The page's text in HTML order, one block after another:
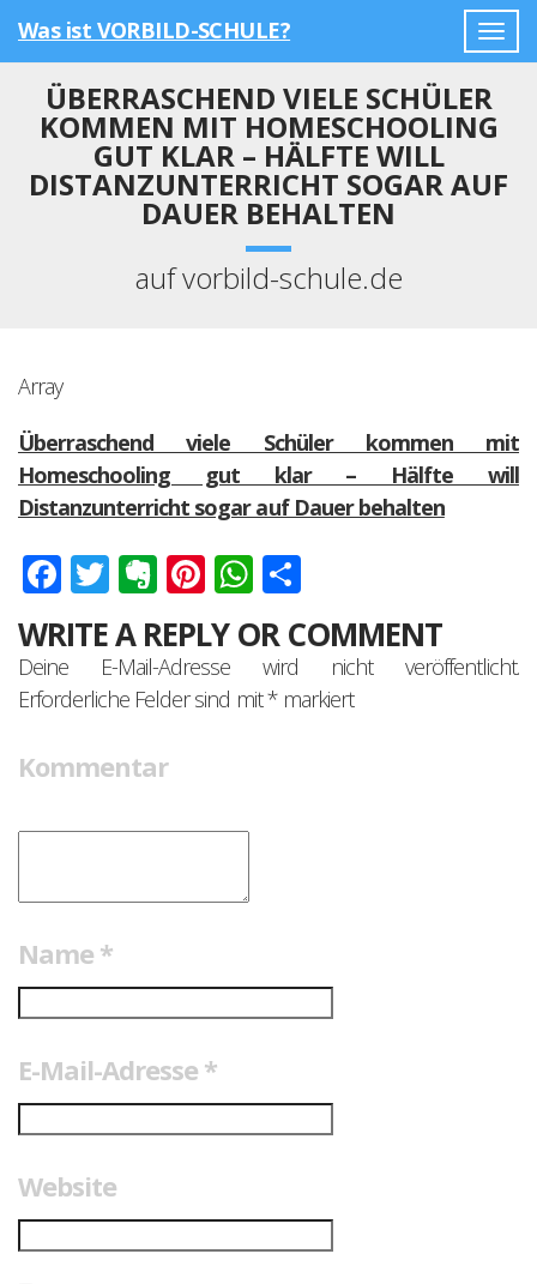
Was ist VORBILD-SCHULE?
ÜBERRASCHEND VIELE SCHÜLER
KOMMEN MIT HOMESCHOOLING
GUT KLAR – HÄLFTE WILL
DISTANZUNTERRICHT SOGAR AUF
DAUER BEHALTEN
auf vorbild-schule.de
Array
Überraschend viele Schüler kommen mit
Homeschooling gut klar – Hälfte will
Distanzunterricht sogar auf Dauer behalten
Facebook
Twitter
Evernote
Pinterest
WhatsApp
WRITE A REPLY OR COMMENT
Deine E-Mail-Adresse wird nicht veröffentlicht.
Erforderliche Felder sind mit*markiert
Kommentar
Name *
E-Mail-Adresse *
Website